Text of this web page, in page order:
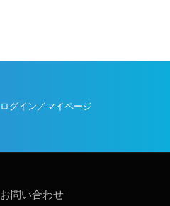
ログイン／マイページ
お問い合わせ